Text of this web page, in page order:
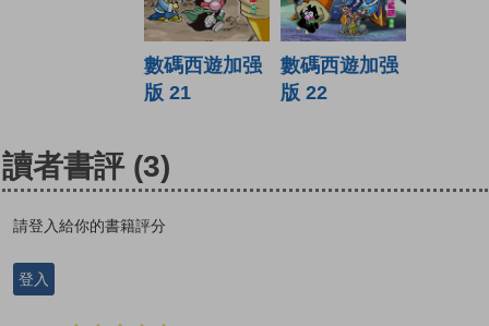
數碼西遊加强
版 21
數碼西遊加强
版 22
讀者書評 (3)
請登入給你的書籍評分
登入